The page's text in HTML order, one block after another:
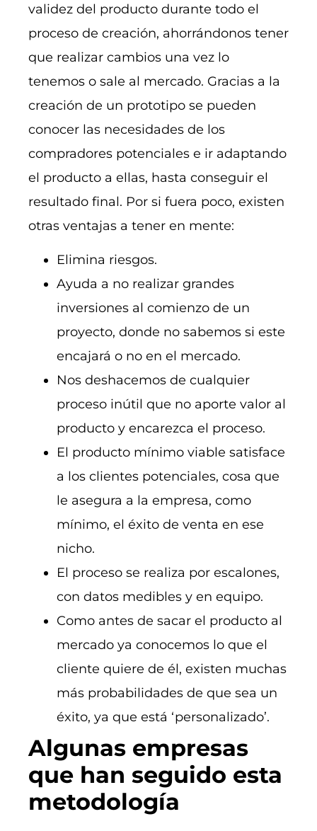
validez del producto durante todo el
proceso de creación, ahorrándonos tener
que realizar cambios una vez lo
tenemos o sale al mercado. Gracias a la
creación de un prototipo se pueden
conocer las necesidades de los
compradores potenciales e ir adaptando
el producto a ellas, hasta conseguir el
resultado final. Por si fuera poco, existen
otras ventajas a tener en mente:
Elimina riesgos.
Ayuda a no realizar grandes
inversiones al comienzo de un
proyecto, donde no sabemos si este
encajará o no en el mercado.
Nos deshacemos de cualquier
proceso inútil que no aporte valor al
producto y encarezca el proceso.
El producto mínimo viable satisface
a los clientes potenciales, cosa que
le asegura a la empresa, como
mínimo, el éxito de venta en ese
nicho.
El proceso se realiza por escalones,
con datos medibles y en equipo.
Como antes de sacar el producto al
mercado ya conocemos lo que el
cliente quiere de él, existen muchas
más probabilidades de que sea un
éxito, ya que está ‘personalizado’.
Algunas empresas
que han seguido esta
metodología